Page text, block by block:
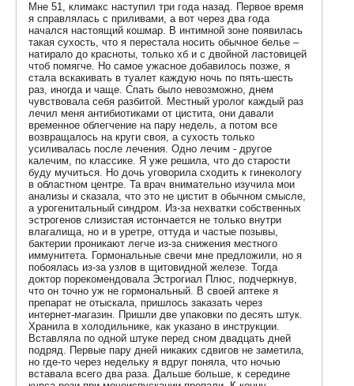
Мне 51, климакс наступил три года назад. Первое время
я справлялась с приливами, а вот через два года
начался настоящий кошмар. В интимной зоне появилась
такая сухость, что я перестала носить обычное белье –
натирало до красноты, только хб и с двойной ластовицей
чтоб помягче. Но самое ужасное добавилось позже, я
стала вскакивать в туалет каждую ночь по пять-шесть
раз, иногда и чаще. Спать было невозможно, днем
чувствовала себя разбитой. Местный уролог каждый раз
лечил меня антибиотиками от цистита, они давали
временное облегчение на пару недель, а потом все
возвращалось на круги своя, а сухость только
усиливалась после лечения. Одно лечим - другое
калечим, по классике. Я уже решила, что до старости
буду мучиться. Но дочь уговорила сходить к гинекологу
в областном центре. Та врач внимательно изучила мои
анализы и сказала, что это не цистит в обычном смысле,
а урогенитальный синдром. Из-за нехватки собственных
эстрогенов слизистая истончается не только внутри
влагалища, но и в уретре, оттуда и частые позывы,
бактерии проникают легче из-за снижения местного
иммунитета. Гормональные свечи мне предложили, но я
побоялась из-за узлов в щитовидной железе. Тогда
доктор порекомендовала Эстрогиал Плюс, подчеркнув,
что он точно уж не гормональный. В своей аптеке я
препарат не отыскала, пришлось заказать через
интернет-магазин. Пришли две упаковки по десять штук.
Хранила в холодильнике, как указано в инструкции.
Вставляла по одной штуке перед сном двадцать дней
подряд. Первые пару дней никаких сдвигов не заметила,
но где-то через недельку я вдруг поняла, что ночью
вставала всего два раза. Дальше больше, к середине